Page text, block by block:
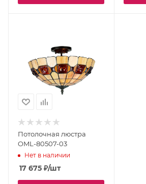
Потолочная люстра
OML-80507-03
Нет в наличии
17 675 ₽/шт